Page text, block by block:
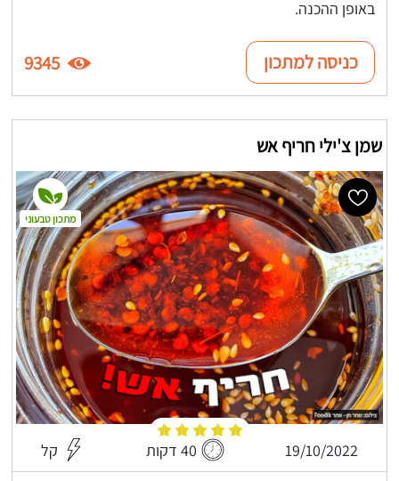
באופן ההכנה.
כניסה למתכון 9345
שמן צ'ילי חריף אש
19/10/2022 40 דקות קל
מתכון טבעוני